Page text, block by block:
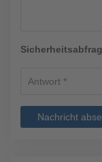
Nachricht